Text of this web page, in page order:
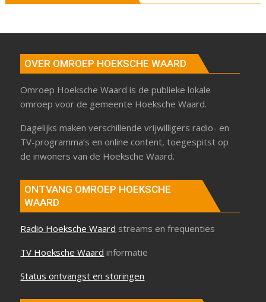
OVER OMROEP HOEKSCHE WAARD
Omroep Hoeksche Waard is de publieke lokale
omroep voor de gemeente Hoeksche Waard.
Dagelijks maken verschillende vrijwilligers radio- en
TV-programma’s en online content, toegespitst op
de inwoners van de Hoeksche Waard.
ONTVANG OMROEP HOEKSCHE
WAARD
Radio Hoeksche Waard streams en frequenties
TV Hoeksche Waard informatie
Status ontvangst en storingen